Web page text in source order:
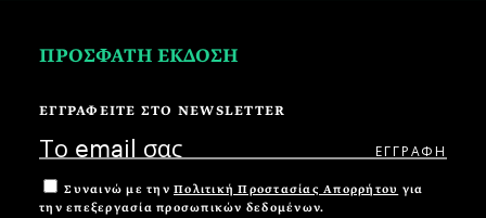
ΠΡΟΣΦΑΤΗ ΕΚΔΟΣΗ
ΕΓΓΡΑΦΕΙΤΕ ΣΤΟ NEWSLETTER
Συναινώ με την Πολιτική Προστασίας Απορρήτου για
την επεξεργασία προσωπικών δεδομένων.